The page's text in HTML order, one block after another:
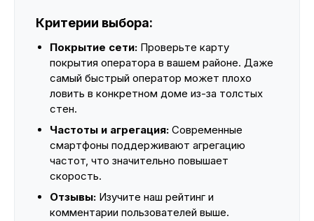
Критерии выбора:
Покрытие сети: Проверьте карту
покрытия оператора в вашем районе. Даже
самый быстрый оператор может плохо
ловить в конкретном доме из-за толстых
стен.
Частоты и агрегация: Современные
смартфоны поддерживают агрегацию
частот, что значительно повышает
скорость.
Отзывы: Изучите наш рейтинг и
комментарии пользователей выше.